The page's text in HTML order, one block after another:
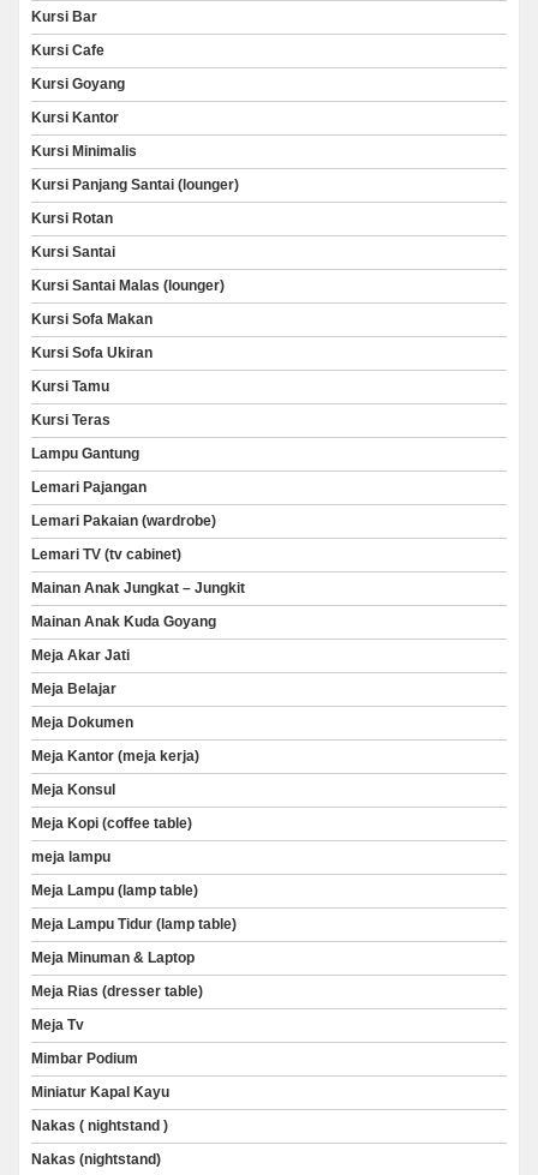
Kursi Bar
Kursi Cafe
Kursi Goyang
Kursi Kantor
Kursi Minimalis
Kursi Panjang Santai (lounger)
Kursi Rotan
Kursi Santai
Kursi Santai Malas (lounger)
Kursi Sofa Makan
Kursi Sofa Ukiran
Kursi Tamu
Kursi Teras
Lampu Gantung
Lemari Pajangan
Lemari Pakaian (wardrobe)
Lemari TV (tv cabinet)
Mainan Anak Jungkat – Jungkit
Mainan Anak Kuda Goyang
Meja Akar Jati
Meja Belajar
Meja Dokumen
Meja Kantor (meja kerja)
Meja Konsul
Meja Kopi (coffee table)
meja lampu
Meja Lampu (lamp table)
Meja Lampu Tidur (lamp table)
Meja Minuman & Laptop
Meja Rias (dresser table)
Meja Tv
Mimbar Podium
Miniatur Kapal Kayu
Nakas ( nightstand )
Nakas (nightstand)